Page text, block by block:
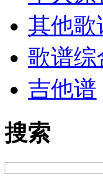
其他歌
歌谱综
吉他谱
搜索